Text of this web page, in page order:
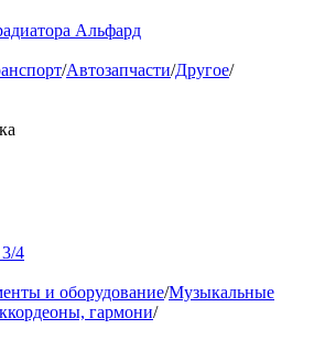
Альфард
/Автозапчасти/Другое/
4
и оборудование/Музыкальные
гармони/